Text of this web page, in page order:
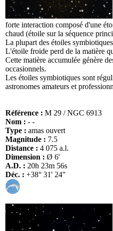
forte interaction composé d'une
chaud (étoile sur la séquence
La plupart des étoiles
L'étoile froide perd de la matière
Cette matière accumulée génère
occasionnels.
Les étoiles symbiotiques sont
astronomes amateurs et
Référence : M 29 / NGC 6913
Nom : - -
Type : amas ouvert
Magnitude : 7.5
Distance : 4 075 a.l.
Dimension : Ø 6'
A.D. : 20h 23m 56s
Déc. : +38° 31' 24"